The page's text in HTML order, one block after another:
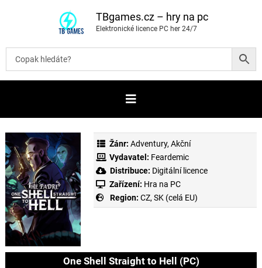
t
b
TBgames.cz – hry na pc
Elektronické licence PC her 24/7
Žánr: Adventury, Akční
Vydavatel: Feardemic
Distribuce: Digitální licence
Zařízení: Hra na PC
Region: CZ, SK (celá EU)
One Shell Straight to Hell (PC)